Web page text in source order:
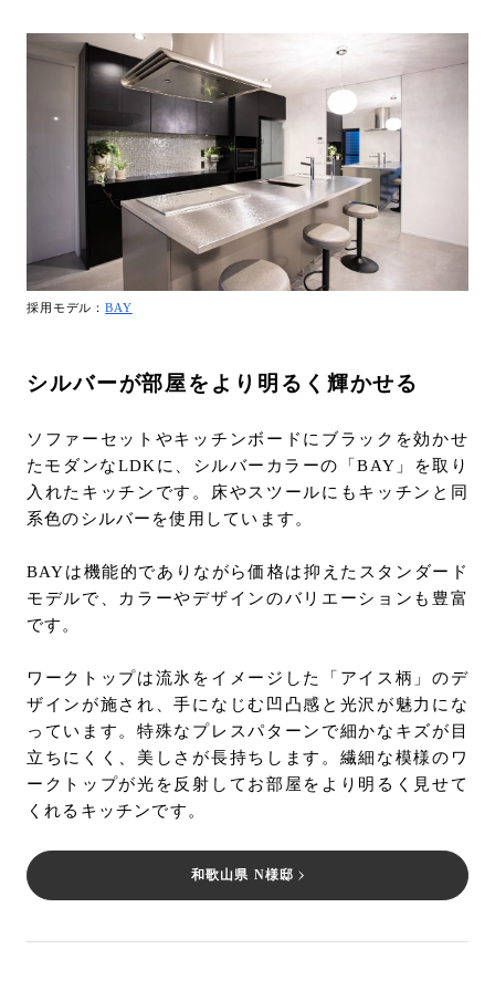
採用モデル：BAY
シルバーが部屋をより明るく輝かせる
ソファーセットやキッチンボードにブラックを効かせ
たモダンなLDKに、シルバーカラーの「BAY」を取り
入れたキッチンです。床やスツールにもキッチンと同
系色のシルバーを使用しています。
BAYは機能的でありながら価格は抑えたスタンダード
モデルで、カラーやデザインのバリエーションも豊富
です。
ワークトップは流氷をイメージした「アイス柄」のデ
ザインが施され、手になじむ凹凸感と光沢が魅力にな
っています。特殊なプレスパターンで細かなキズが目
立ちにくく、美しさが長持ちします。繊細な模様のワ
ークトップが光を反射してお部屋をより明るく見せて
くれるキッチンです。
和歌山県 N様邸